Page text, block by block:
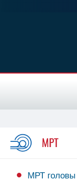
МРТ
МРТ головы